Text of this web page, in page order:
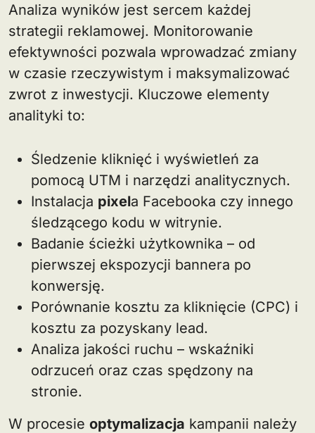
Analiza wyników jest sercem każdej
strategii reklamowej. Monitorowanie
efektywności pozwala wprowadzać zmiany
w czasie rzeczywistym i maksymalizować
zwrot z inwestycji. Kluczowe elementy
analityki to:
Śledzenie kliknięć i wyświetleń za
pomocą UTM i narzędzi analitycznych.
Instalacja pixela Facebooka czy innego
śledzącego kodu w witrynie.
Badanie ścieżki użytkownika – od
pierwszej ekspozycji bannera po
konwersję.
Porównanie kosztu za kliknięcie (CPC) i
kosztu za pozyskany lead.
Analiza jakości ruchu – wskaźniki
odrzuceń oraz czas spędzony na
stronie.
W procesie optymalizacja kampanii należy